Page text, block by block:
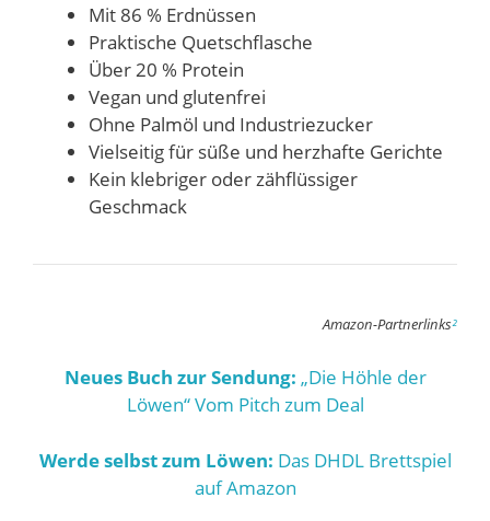
Mit 86 % Erdnüssen
Praktische Quetschflasche
Über 20 % Protein
Vegan und glutenfrei
Ohne Palmöl und Industriezucker
Vielseitig für süße und herzhafte Gerichte
Kein klebriger oder zähflüssiger
Geschmack
Amazon-Partnerlinks²
Neues Buch zur Sendung: „Die Höhle der
Löwen“ Vom Pitch zum Deal
Werde selbst zum Löwen: Das DHDL Brettspiel
auf Amazon